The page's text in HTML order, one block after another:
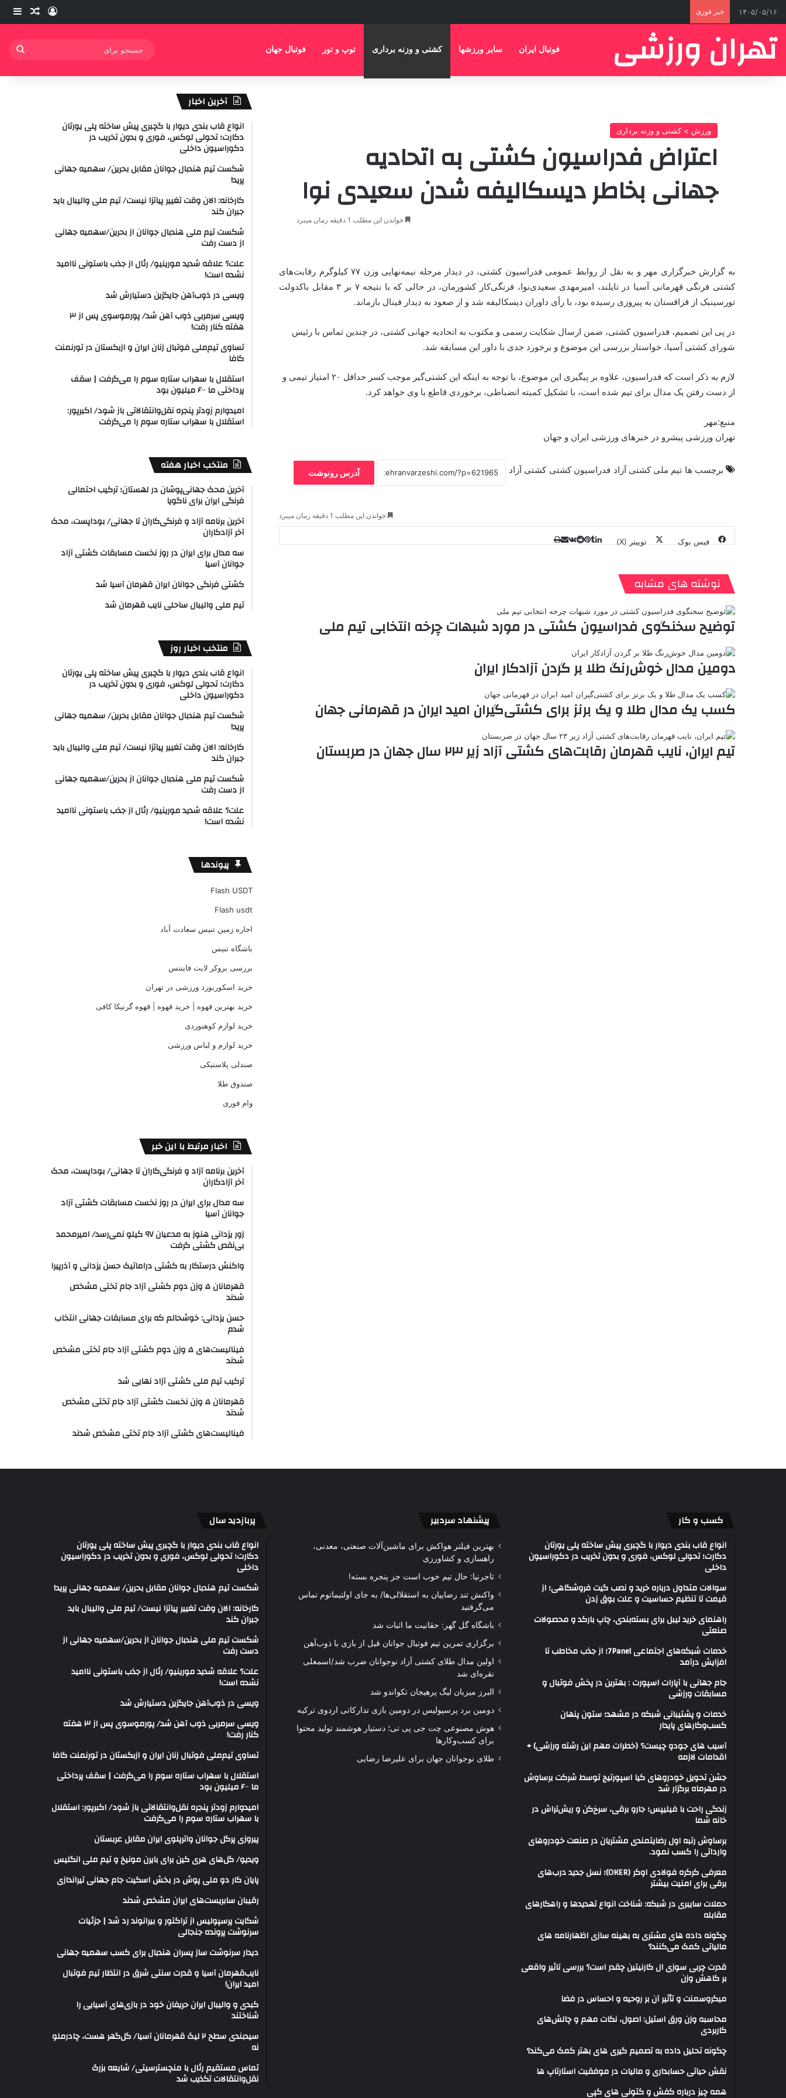
۱۴۰۵/۰۵/۱۶ خبر فوری ورود نوشته
تهران ورزشی فوتبال ایران سایر ورزشها کشتی و وزنه برداری توپ و تور فوتبال جهان
ورزش > کشتی و وزنه برداری
اعتراض فدراسیون کشتی به اتحادیه
جهانی بخاطر دیسکالیفه شدن سعیدی نوا
خواندن این مطلب 1 دقیقه زمان میبرد
به گزارش خبرگزاری مهر و به نقل از روابط عمومی فدراسیون کشتی، در دیدار مرحله نیمه‌نهایی وزن ۷۷ کیلوگرم رقابت‌های
کشتی فرنگی قهرمانی آسیا در تایلند، امیرمهدی سعیدی‌نوا، فرنگی‌کار کشورمان، در حالی که با نتیجه ۷ بر ۳ مقابل باکدولت
تورسینبک از قزاقستان به پیروزی رسیده بود، با رأی داوران دیسکالیفه شد و از صعود به دیدار فینال بازماند.
در پی این تصمیم، فدراسیون کشتی، ضمن ارسال شکایت رسمی و مکتوب به اتحادیه جهانی کشتی، در چندین تماس با رئیس
شورای کشتی آسیا، خواستار بررسی این موضوع و برخورد جدی با داور این مسابقه شد.
لازم به ذکر است که فدراسیون، علاوه بر پیگیری این موضوع، با توجه به اینکه این کشتی‌گیر موجب کسر حداقل ۲۰ امتیاز تیمی و
از دست رفتن یک مدال برای تیم شده است، با تشکیل کمیته انضباطی، برخوردی قاطع با وی خواهد کرد.
منبع:مهر
تهران ورزشی پیشرو در خبرهای ورزشی ایران و جهان
برچسب ها تیم ملی کشتی آزاد فدراسیون کشتی کشتی آزاد آدرس رونوشت
خواندن این مطلب 1 دقیقه زمان میبرد
فیس بوک توییتر (X)
ن
ر
س
ت
a
k
م
ه
نوشته های مشابه
توضیح سخنگوی فدراسیون کشتی در مورد شبهات چرخه انتخابی تیم ملی
دومین مدال خوش‌رنگ طلا بر گردن آزادکار ایران
کسب یک مدال طلا و یک برنز برای کشتی‌گیران امید ایران در قهرمانی جهان
تیم ایران، نایب قهرمان رقابت‌های کشتی آزاد زیر ۲۳ سال جهان در صربستان
آخرین اخبار
انواع قاب بندی دیوار با گچبری پیش ساخته پلی یورتان
دکارت؛ تحولی لوکس، فوری و بدون تخریب در
دکوراسیون داخلی
شکست تیم هندبال جوانان مقابل بحرین/ سهمیه جهانی
پرید!
کارخانه: الان وقت تغییر پیاتزا نیست/ تیم ملی والیبال باید
جبران کند
شکست تیم ملی هندبال جوانان از بحرین/سهمیه جهانی
از دست رفت
علت؟ علاقه شدید مورینیو/ رئال از جذب باستونی ناامید
نشده است!
ویسی در ذوب‌آهن جایگزین دستیارش شد
ویسی سرمربی ذوب آهن شد/ پورموسوی پس از ۳
هفته کنار رفت!
تساوی تیم‌ملی فوتبال زنان ایران و ازبکستان در تورنمنت
کافا
استقلال با سهراب ستاره سوم را می‌گرفت | سقف
پرداختی ما ۶۰۰ میلیون بود
امیدوارم زودتر پنجره نقل‌وانتقالاتی باز شود/ اکبرپور:
استقلال با سهراب ستاره سوم را می‌گرفت
منتخب اخبار هفته
آخرین محک جهانی‌پوشان در لهستان؛ ترکیب احتمالی
فرنگی ایران برای ناگویا
آخرین برنامه آزاد و فرنگی‌کاران تا جهانی/ بوداپست، محک
آخر آزادکاران
سه مدال برای ایران در روز نخست مسابقات کشتی آزاد
جوانان آسیا
کشتی فرنگی جوانان ایران قهرمان آسیا شد
تیم ملی والیبال ساحلی نایب قهرمان شد
منتخب اخبار روز
انواع قاب بندی دیوار با گچبری پیش ساخته پلی یورتان
دکارت؛ تحولی لوکس، فوری و بدون تخریب در
دکوراسیون داخلی
شکست تیم هندبال جوانان مقابل بحرین/ سهمیه جهانی
پرید!
کارخانه: الان وقت تغییر پیاتزا نیست/ تیم ملی والیبال باید
جبران کند
شکست تیم ملی هندبال جوانان از بحرین/سهمیه جهانی
از دست رفت
علت؟ علاقه شدید مورینیو/ رئال از جذب باستونی ناامید
نشده است!
پیوندها
Flash USDT
Flash usdt
اجاره زمین تنیس سعادت آباد
باشگاه تنیس
بررسی بروکر لایت فایننس
خرید اسکوربورد ورزشی در تهران
خرید بهترین قهوه | خرید قهوه | قهوه گرنیکا کافی
خرید لوازم کوهنوردی
خرید لوازم و لباس ورزشی
صندلی پلاستیکی
صندوق طلا
وام فوری
اخبار مرتبط با این خبر
آخرین برنامه آزاد و فرنگی‌کاران تا جهانی/ بوداپست، محک
آخر آزادکاران
سه مدال برای ایران در روز نخست مسابقات کشتی آزاد
جوانان آسیا
زور یزدانی هنوز به مدعیان ۹۷ کیلو نمی‌رسد/ امیرمحمد
بی‌نقص کشتی گرفت
واکنش درستکار به کشتی دراماتیک حسن یزدانی و آذرپیرا
قهرمانان ۵ وزن دوم کشتی آزاد جام تختی مشخص
شدند
حسن یزدانی: خوشحالم که برای مسابقات جهانی انتخاب
شدم
فینالیست‌های ۵ وزن دوم کشتی آزاد جام تختی مشخص
شدند
ترکیب تیم ملی کشتی آزاد نهایی شد
قهرمانان ۵ وزن نخست کشتی آزاد جام تختی مشخص
شدند
فینالیست‌های کشتی آزاد جام تختی مشخص شدند
کسب و کار
انواع قاب بندی دیوار با گچبری پیش ساخته پلی یورتان
دکارت؛ تحولی لوکس، فوری و بدون تخریب در دکوراسیون
داخلی
سوالات متداول درباره خرید و نصب گیت فروشگاهی؛ از
قیمت تا تنظیم حساسیت و علت بوق زدن
راهنمای خرید لیبل برای بسته‌بندی، چاپ بارکد و محصولات
صنعتی
خدمات شبکه‌های اجتماعی 7Panel؛ از جذب مخاطب تا
افزایش درآمد
جام جهانی با آپارات اسپورت : بهترین در پخش فوتبال و
مسابقات ورزشی
خدمات و پشتیبانی شبکه در مشهد؛ ستون پنهان
کسب‌وکارهای پایدار
آسیب های جودو چیست؟ (خطرات مهم این رشته ورزشی) +
اقدامات لازمه
جشن تحویل خودروهای کیا اسپورتیج توسط شرکت برساوش
در مهرماه برگزار شد
زندگی راحت با فیلیپس؛ جارو برقی، سرخ‌کن و ریش‌تراش در
خانه شما
برساوش رتبه اول رضایتمندی مشتریان در صنعت خودروهای
وارداتی را کسب نمود.
معرفی کرکره فولادی اوکر (OKER)؛ نسل جدید درب‌های
برقی برای امنیت بیشتر
حملات سایبری در شبکه: شناخت انواع تهدیدها و راهکارهای
مقابله
چگونه داده های مشتری به بهینه سازی اظهارنامه های
مالیاتی کمک می‌کنند؟
قدرت چربی سوزی ال کارنیتین چقدر است؟ بررسی تاثیر واقعی
بر کاهش وزن
میکروسمنت و تأثیر آن بر روحیه و احساس در فضا
محاسبه وزن ورق استیل: اصول، نکات مهم و چالش‌های
کاربردی
چگونه تحلیل داده به تصمیم گیری های بهتر کمک می‌کند؟
نقش حیاتی حسابداری و مالیات در موفقیت استارتاپ ها
همه چیز درباره کفش و کتونی های کپی
پیشنهاد سردبیر
بهترین فیلتر هواکش برای ماشین‌آلات صنعتی، معدنی،
راهسازی و کشاورزی
تاجرنیا: حال تیم خوب است جز پنجره بسته!
واکنش تند رضاییان به استقلالی‌ها/ به جای اولتیماتوم تماس
می‌گرفتید
باشگاه گل گهر: حقانیت ما اثبات شد
برگزاری تمرین تیم فوتبال جوانان قبل از بازی با ذوب‌آهن
اولین مدال طلای کشتی آزاد نوجوانان ضرب شد/اسمعلی
نقره‌ای شد
البرز میزبان لیگ پرهیجان تکواندو شد
دومین برد پرسپولیس در دومین بازی تدارکاتی اردوی ترکیه
هوش مصنوعی چت جی پی تی؛ دستیار هوشمند تولید محتوا
برای کسب‌وکارها
طلای نوجوانان جهان برای علیرضا رضایی
پربازدید سال
انواع قاب بندی دیوار با گچبری پیش ساخته پلی یورتان
دکارت؛ تحولی لوکس، فوری و بدون تخریب در دکوراسیون
داخلی
شکست تیم هندبال جوانان مقابل بحرین/ سهمیه جهانی پرید!
کارخانه: الان وقت تغییر پیاتزا نیست/ تیم ملی والیبال باید
جبران کند
شکست تیم ملی هندبال جوانان از بحرین/سهمیه جهانی از
دست رفت
علت؟ علاقه شدید مورینیو/ رئال از جذب باستونی ناامید
نشده است!
ویسی در ذوب‌آهن جایگزین دستیارش شد
ویسی سرمربی ذوب آهن شد/ پورموسوی پس از ۳ هفته
کنار رفت!
تساوی تیم‌ملی فوتبال زنان ایران و ازبکستان در تورنمنت کافا
استقلال با سهراب ستاره سوم را می‌گرفت | سقف پرداختی
ما ۶۰۰ میلیون بود
امیدوارم زودتر پنجره نقل‌وانتقالاتی باز شود/ اکبرپور: استقلال
با سهراب ستاره سوم را می‌گرفت
پیروزی پرگل جوانان واترپلوی ایران مقابل عربستان
ویدیو/ گل‌های هری‌ کین برای بایرن مونیخ و تیم ملی انگلیس
پایان کار دو ملی پوش در بخش اسکیت جام جهانی تیراندازی
رقیبان سابریست‌های ایران مشخص شدند
شکایت پرسپولیس از تراکتور و بیرانوند رد شد | جزئیات
سرنوشت پرونده جنجالی
دیدار سرنوشت ساز پسران هندبال برای کسب سهمیه جهانی
نایب‌قهرمان آسیا و قدرت سنتی شرق در انتظار تیم فوتبال
امید ایران!
کبدی و والیبال ایران حریفان خود در بازی‌های آسیایی را
شناختند
سیدبندی سطح ۲ لیگ قهرمانان آسیا/ گل‌گهر هست، چادرملو
نه
تماس مستقیم رئال با منچسترسیتی/ شایعه بزرگ
نقل‌وانتقالات تکذیب شد